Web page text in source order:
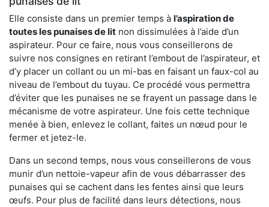
Elle consiste dans un premier temps à l’aspiration de
toutes les punaises de lit non dissimulées à l’aide d’un
aspirateur. Pour ce faire, nous vous conseillerons de
suivre nos consignes en retirant l’embout de l’aspirateur, et
d’y placer un collant ou un mi-bas en faisant un faux-col au
niveau de l’embout du tuyau. Ce procédé vous permettra
d’éviter que les punaises ne se frayent un passage dans le
mécanisme de votre aspirateur. Une fois cette technique
menée à bien, enlevez le collant, faites un nœud pour le
fermer et jetez-le.
Dans un second temps, nous vous conseillerons de vous
munir d’un nettoie-vapeur afin de vous débarrasser des
punaises qui se cachent dans les fentes ainsi que leurs
œufs. Pour plus de facilité dans leurs détections, nous